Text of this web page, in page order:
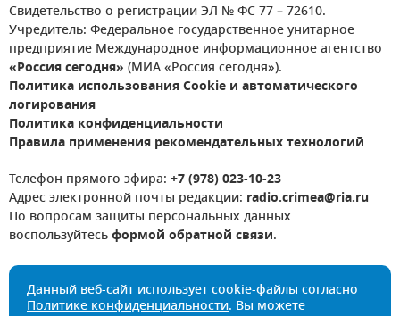
Свидетельство о регистрации ЭЛ № ФС 77 – 72610.
Учредитель: Федеральное государственное унитарное
предприятие Международное информационное агентство
«Россия сегодня» (МИА «Россия сегодня»).
Политика использования Cookie и автоматического
логирования
Политика конфиденциальности
Правила применения рекомендательных технологий
Телефон прямого эфира: +7 (978) 023-10-23
Адрес электронной почты редакции: radio.crimea@ria.ru
По вопросам защиты персональных данных
воспользуйтесьформой обратной связи.
Данный веб-сайт использует cookie-файлы согласно
Политике конфиденциальности. Вы можете